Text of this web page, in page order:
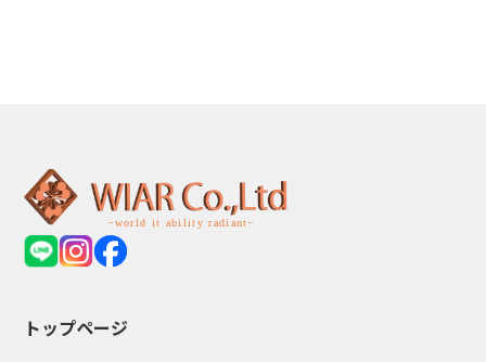
トップページ